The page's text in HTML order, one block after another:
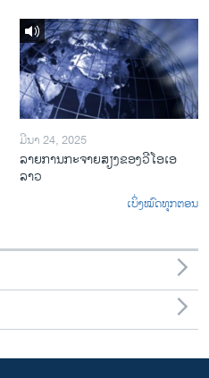
ມີນາ 24, 2025
ລາຍການກະຈາຍສຽງຂອງວີໂອເອ
ລາວ
ເບິ່ງໝົດທຸກຕອນ